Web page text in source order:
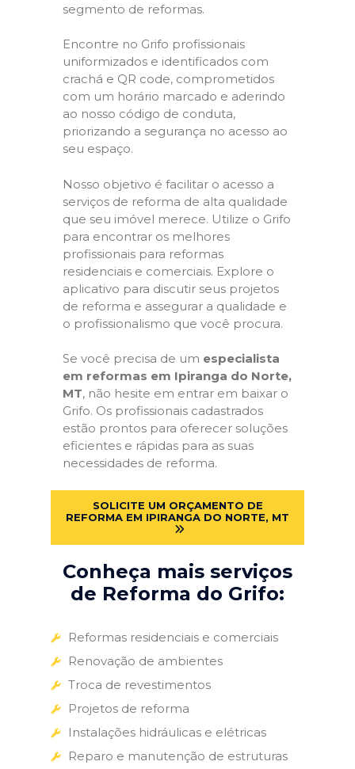
segmento de reformas.
Encontre no Grifo profissionais
uniformizados e identificados com
crachá e QR code, comprometidos
com um horário marcado e aderindo
ao nosso código de conduta,
priorizando a segurança no acesso ao
seu espaço.
Nosso objetivo é facilitar o acesso a
serviços de reforma de alta qualidade
que seu imóvel merece. Utilize o Grifo
para encontrar os melhores
profissionais para reformas
residenciais e comerciais. Explore o
aplicativo para discutir seus projetos
de reforma e assegurar a qualidade e
o profissionalismo que você procura.
Se você precisa de um especialista
em reformas em Ipiranga do Norte,
MT, não hesite em entrar em baixar o
Grifo. Os profissionais cadastrados
estão prontos para oferecer soluções
eficientes e rápidas para as suas
necessidades de reforma.
SOLICITE UM ORÇAMENTO DE
REFORMA EM IPIRANGA DO NORTE, MT
Conheça mais serviços
de Reforma do Grifo:
Reformas residenciais e comerciais
Renovação de ambientes
Troca de revestimentos
Projetos de reforma
Instalações hidráulicas e elétricas
Reparo e manutenção de estruturas